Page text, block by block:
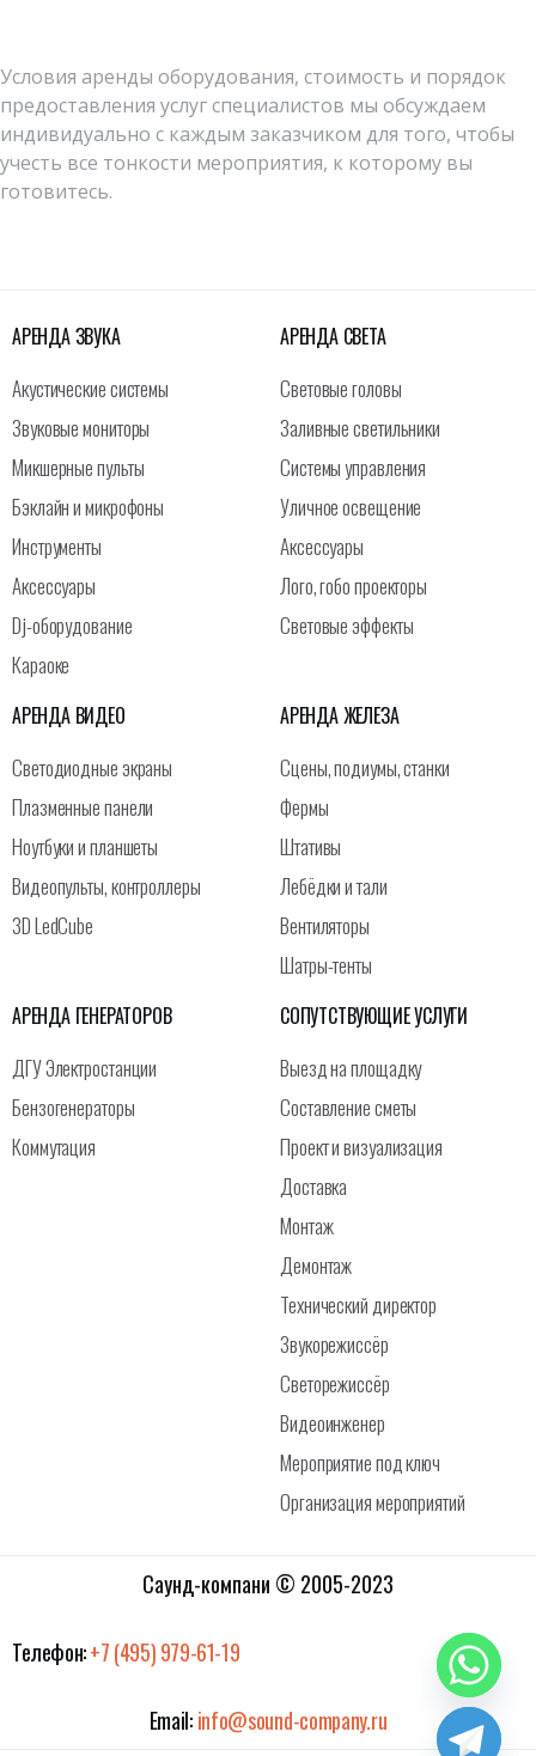
Условия аренды оборудования, стоимость и порядок
предоставления услуг специалистов мы обсуждаем
индивидуально с каждым заказчиком для того, чтобы
учесть все тонкости мероприятия, к которому вы
готовитесь.
АРЕНДА ЗВУКА
Акустические системы
Звуковые мониторы
Микшерные пульты
Бэклайн и микрофоны
Инструменты
Аксессуары
Dj-оборудование
Караоке
АРЕНДА СВЕТА
Световые головы
Заливные светильники
Системы управления
Уличное освещение
Аксессуары
Лого, гобо проекторы
Световые эффекты
АРЕНДА ВИДЕО
Светодиодные экраны
Плазменные панели
Ноутбуки и планшеты
Видеопульты, контроллеры
3D LedCube
АРЕНДА ЖЕЛЕЗА
Сцены, подиумы, станки
Фермы
Штативы
Лебёдки и тали
Вентиляторы
Шатры-тенты
АРЕНДА ГЕНЕРАТОРОВ
ДГУ Электростанции
Бензогенераторы
Коммутация
СОПУТСТВУЮЩИЕ УСЛУГИ
Выезд на площадку
Составление сметы
Проект и визуализация
Доставка
Монтаж
Демонтаж
Технический директор
Звукорежиссёр
Светорежиссёр
Видеоинженер
Мероприятие под ключ
Организация мероприятий
Саунд-компани © 2005-2023
Телефон:+7 (495) 979-61-19
Email:info@sound-company.ru